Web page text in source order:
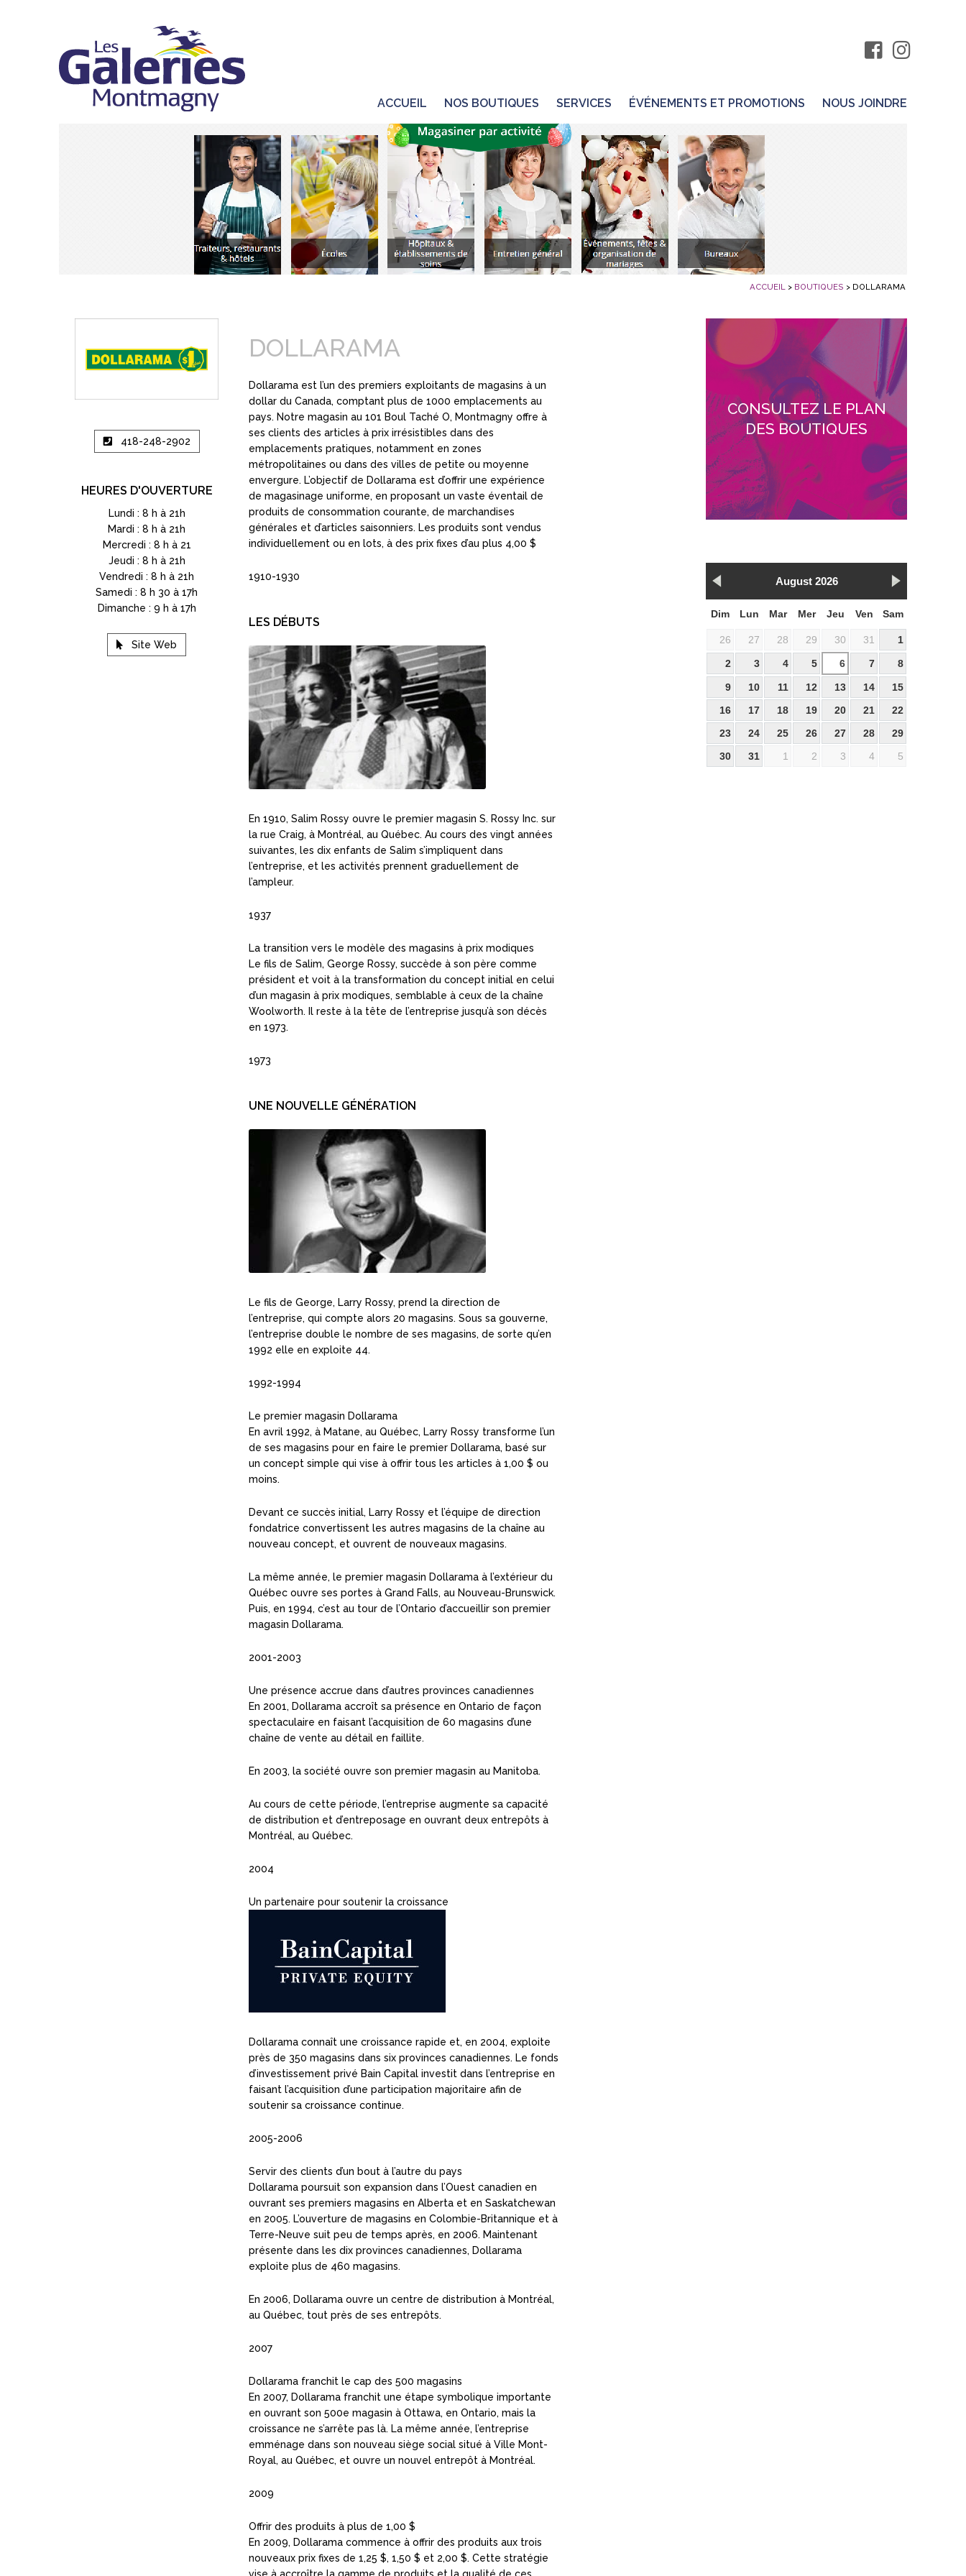
ACCUEIL NOS BOUTIQUES SERVICES ÉVÉNEMENTS ET PROMOTIONS NOUS JOINDRE
ACCUEIL > BOUTIQUES > DOLLARAMA
418-248-2902
HEURES D'OUVERTURE
Lundi : 8 h à 21h
Mardi : 8 h à 21h
Mercredi : 8 h à 21
Jeudi : 8 h à 21h
Vendredi : 8 h à 21h
Samedi : 8 h 30 à 17h
Dimanche : 9 h à 17h
Site Web
DOLLARAMA
Dollarama est l’un des premiers exploitants de magasins à un
dollar du Canada, comptant plus de 1000 emplacements au
pays. Notre magasin au 101 Boul Taché O, Montmagny offre à
ses clients des articles à prix irrésistibles dans des
emplacements pratiques, notamment en zones
métropolitaines ou dans des villes de petite ou moyenne
envergure. L’objectif de Dollarama est d’offrir une expérience
de magasinage uniforme, en proposant un vaste éventail de
produits de consommation courante, de marchandises
générales et d’articles saisonniers. Les produits sont vendus
individuellement ou en lots, à des prix fixes d’au plus 4,00 $
1910-1930
LES DÉBUTS
En 1910, Salim Rossy ouvre le premier magasin S. Rossy Inc. sur
la rue Craig, à Montréal, au Québec. Au cours des vingt années
suivantes, les dix enfants de Salim s’impliquent dans
l’entreprise, et les activités prennent graduellement de
l’ampleur.
1937
La transition vers le modèle des magasins à prix modiques
Le fils de Salim, George Rossy, succède à son père comme
président et voit à la transformation du concept initial en celui
d’un magasin à prix modiques, semblable à ceux de la chaîne
Woolworth. Il reste à la tête de l’entreprise jusqu’à son décès
en 1973.
1973
UNE NOUVELLE GÉNÉRATION
Le fils de George, Larry Rossy, prend la direction de
l’entreprise, qui compte alors 20 magasins. Sous sa gouverne,
l’entreprise double le nombre de ses magasins, de sorte qu’en
1992 elle en exploite 44.
1992-1994
Le premier magasin Dollarama
En avril 1992, à Matane, au Québec, Larry Rossy transforme l’un
de ses magasins pour en faire le premier Dollarama, basé sur
un concept simple qui vise à offrir tous les articles à 1,00 $ ou
moins.
Devant ce succès initial, Larry Rossy et l’équipe de direction
fondatrice convertissent les autres magasins de la chaîne au
nouveau concept, et ouvrent de nouveaux magasins.
La même année, le premier magasin Dollarama à l’extérieur du
Québec ouvre ses portes à Grand Falls, au Nouveau-Brunswick.
Puis, en 1994, c’est au tour de l’Ontario d’accueillir son premier
magasin Dollarama.
2001-2003
Une présence accrue dans d’autres provinces canadiennes
En 2001, Dollarama accroît sa présence en Ontario de façon
spectaculaire en faisant l’acquisition de 60 magasins d’une
chaîne de vente au détail en faillite.
En 2003, la société ouvre son premier magasin au Manitoba.
Au cours de cette période, l’entreprise augmente sa capacité
de distribution et d’entreposage en ouvrant deux entrepôts à
Montréal, au Québec.
2004
Un partenaire pour soutenir la croissance
Dollarama connaît une croissance rapide et, en 2004, exploite
près de 350 magasins dans six provinces canadiennes. Le fonds
d’investissement privé Bain Capital investit dans l’entreprise en
faisant l’acquisition d’une participation majoritaire afin de
soutenir sa croissance continue.
2005-2006
Servir des clients d’un bout à l’autre du pays
Dollarama poursuit son expansion dans l’Ouest canadien en
ouvrant ses premiers magasins en Alberta et en Saskatchewan
en 2005. L’ouverture de magasins en Colombie-Britannique et à
Terre-Neuve suit peu de temps après, en 2006. Maintenant
présente dans les dix provinces canadiennes, Dollarama
exploite plus de 460 magasins.
En 2006, Dollarama ouvre un centre de distribution à Montréal,
au Québec, tout près de ses entrepôts.
2007
Dollarama franchit le cap des 500 magasins
En 2007, Dollarama franchit une étape symbolique importante
en ouvrant son 500e magasin à Ottawa, en Ontario, mais la
croissance ne s’arrête pas là. La même année, l’entreprise
emménage dans son nouveau siège social situé à Ville Mont-
Royal, au Québec, et ouvre un nouvel entrepôt à Montréal.
2009
Offrir des produits à plus de 1,00 $
En 2009, Dollarama commence à offrir des produits aux trois
nouveaux prix fixes de 1,25 $, 1,50 $ et 2,00 $. Cette stratégie
CONSULTEZ LE PLAN
DES BOUTIQUES
August 2026
Dim Lun Mar Mer Jeu Ven Sam
26 27 28 29 30 31 1
2 3 4 5 6 7 8
9 10 11 12 13 14
15
16
17 18 19 20 21
22
23
24 25 26 27 28
29
30
31 1 2 3 4 5